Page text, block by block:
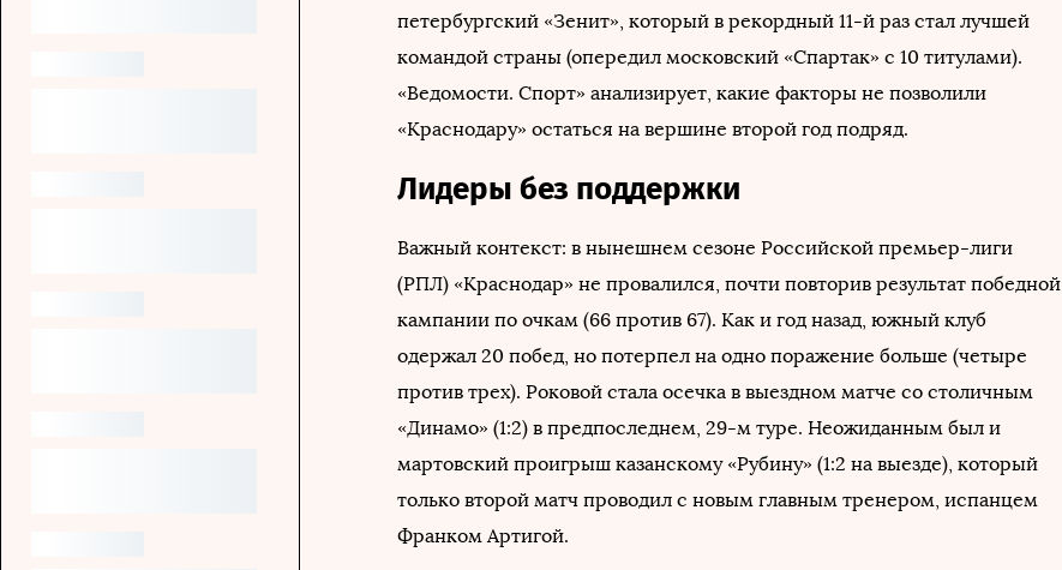
петербургский «Зенит», который в рекордный 11-й раз стал лучшей
командой страны (опередил московский «Спартак» с 10 титулами).
«Ведомости. Спорт» анализирует, какие факторы не позволили
«Краснодару» остаться на вершине второй год подряд.
Лидеры без поддержки
Важный контекст: в нынешнем сезоне Российской премьер-лиги
(РПЛ) «Краснодар» не провалился, почти повторив результат победной
кампании по очкам (66 против 67). Как и год назад, южный клуб
одержал 20 побед, но потерпел на одно поражение больше (четыре
против трех). Роковой стала осечка в выездном матче со столичным
«Динамо» (1:2) в предпоследнем, 29-м туре. Неожиданным был и
мартовский проигрыш казанскому «Рубину» (1:2 на выезде), который
только второй матч проводил с новым главным тренером, испанцем
Франком Артигой.